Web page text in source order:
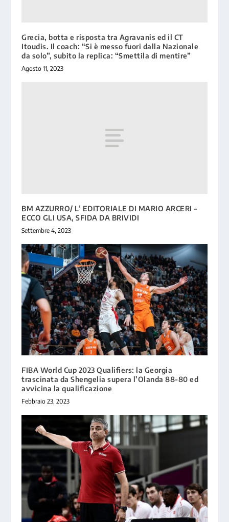
Grecia, botta e risposta tra Agravanis ed il CT
Itoudis. Il coach: “Si è messo fuori dalla Nazionale
da solo”, subito la replica: “Smettila di mentire”
Agosto 11, 2023
BM AZZURRO/ L’ EDITORIALE DI MARIO ARCERI –
ECCO GLI USA, SFIDA DA BRIVIDI
Settembre 4, 2023
FIBA World Cup 2023 Qualifiers: la Georgia
trascinata da Shengelia supera l’Olanda 88-80 ed
avvicina la qualificazione
Febbraio 23, 2023